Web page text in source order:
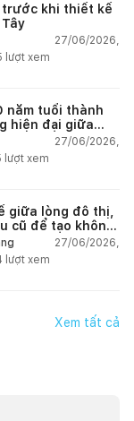
khi thiết kế
27/06/2026,
lượt xem
năm tuổi thành
hiện đại giữa
27/06/2026,
lượt xem
giữa lòng đô thị,
cũ để tạo không
27/06/2026,
lượt xem
Xem tất cả